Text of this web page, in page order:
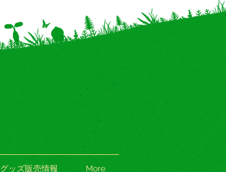
グッズ販売情報 More